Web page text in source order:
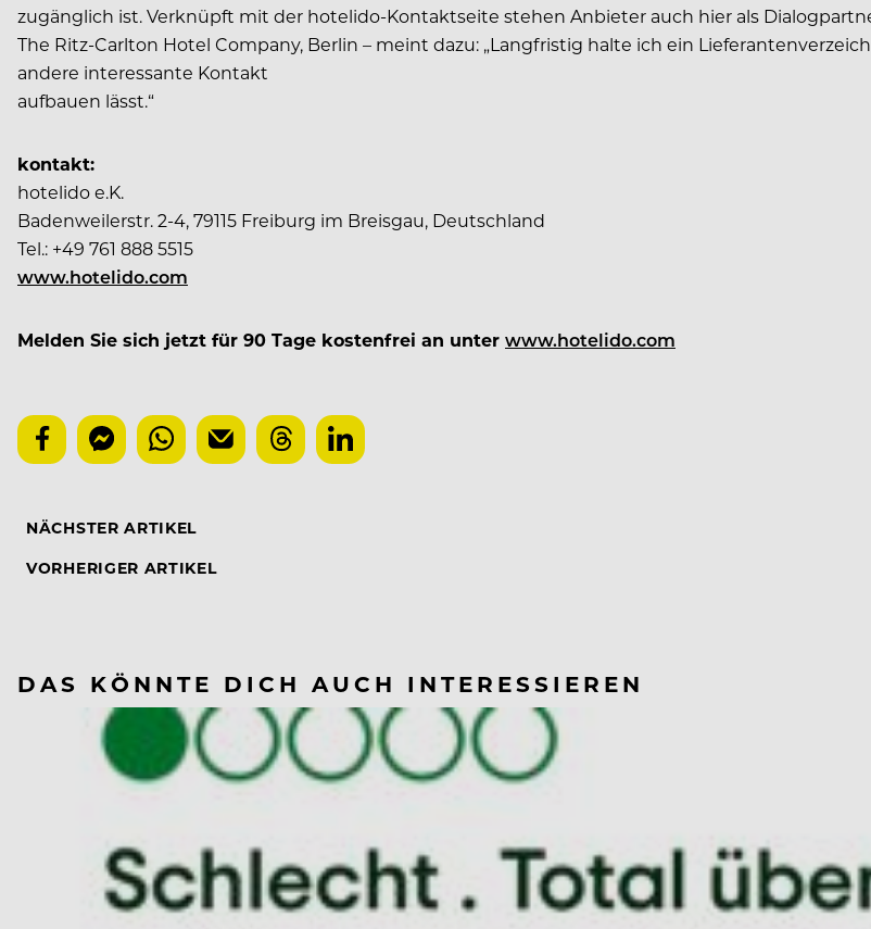
zugänglich ist. Verknüpft mit der hotelido-Kontaktseite stehen Anbieter auch hier als
The Ritz-Carlton Hotel Company, Berlin – meint dazu: „Langfristig halte ich ein
andere interessante Kontakt
aufbauen lässt.“
kontakt:
hotelido e.K.
Badenweilerstr. 2-4, 79115 Freiburg im Breisgau, Deutschland
Tel.: +49 761 888 5515
www.hotelido.com
Melden Sie sich jetzt für 90 Tage kostenfrei an unter www.hotelido.com
NÄCHSTER ARTIKEL
VORHERIGER ARTIKEL
DAS KÖNNTE DICH AUCH INTERESSIEREN